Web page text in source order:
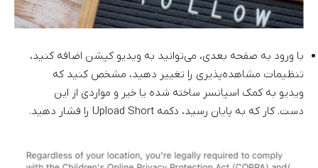
با ورود به صفحه بعدی، می‌توانید به ویدیو کپشن اضافه کنید،
تنظیمات مشاهده‌پذیری را تغییر دهید، مشخص کنید که
ویدیو به کمک اسپانسر ساخته شده یا خیر و مواردی از این
دست. کار که به پایان رسید، دکمه Upload Short را فشار دهید.